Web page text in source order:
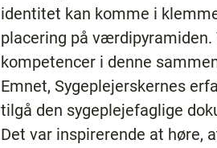
identitet kan komme i
placering på
kompetencer i denne
Emnet, Sygeplejerskernes
tilgå den sygeplejefaglige
Det var inspirerende at høre,